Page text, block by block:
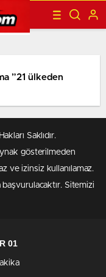
”21 ülkeden
Saklıdır.
gösterilmeden
ve izinsiz kullanılamaz.
başvurulacaktır. Sitemizi
01